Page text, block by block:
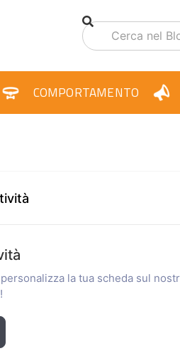
COMPORTAMENTO
la tua scheda sul